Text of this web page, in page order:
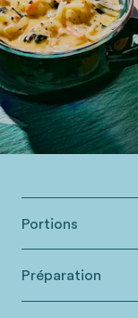
Portions
Préparation